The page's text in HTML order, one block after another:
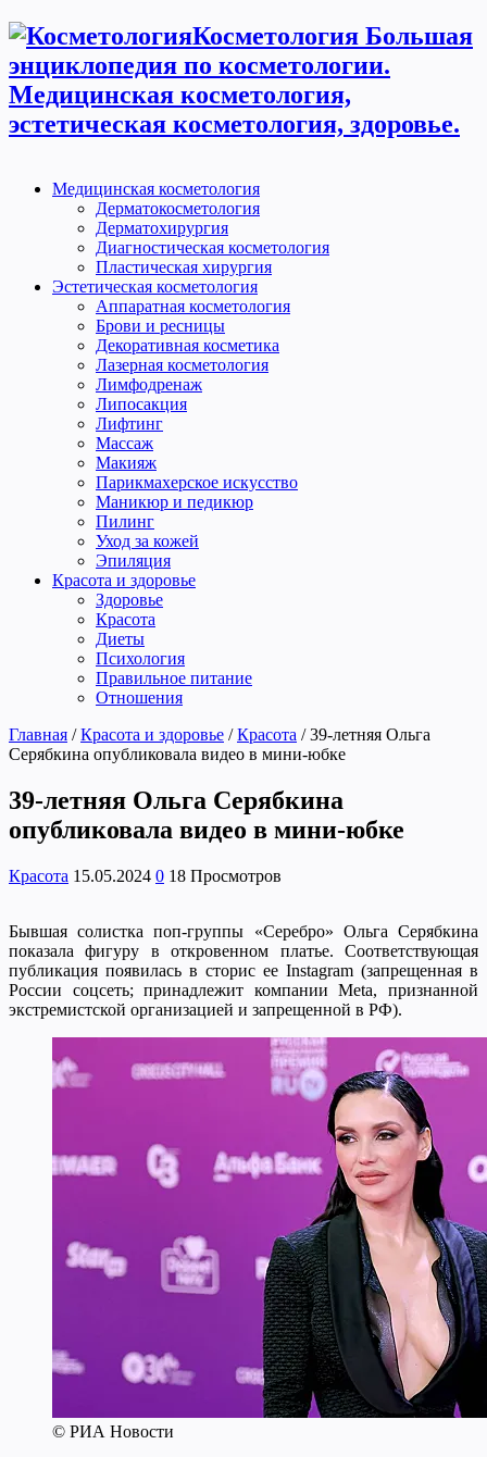
Косметология Большая
энциклопедия по косметологии.
Медицинская косметология,
эстетическая косметология, здоровье.
Медицинская косметология
Дерматокосметология
Дерматохирургия
Диагностическая косметология
Пластическая хирургия
Эстетическая косметология
Аппаратная косметология
Брови и ресницы
Декоративная косметика
Лазерная косметология
Лимфодренаж
Липосакция
Лифтинг
Массаж
Макияж
Парикмахерское искусство
Маникюр и педикюр
Пилинг
Уход за кожей
Эпиляция
Красота и здоровье
Здоровье
Красота
Диеты
Психология
Правильное питание
Отношения
Главная / Красота и здоровье / Красота / 39-летняя Ольга
Серябкина опубликовала видео в мини-юбке
39-летняя Ольга Серябкина
опубликовала видео в мини-юбке
Красота 15.05.2024 0 18 Просмотров
Бывшая солистка поп-группы «Серебро» Ольга Серябкина
показала фигуру в откровенном платье. Соответствующая
публикация появилась в сторис ее Instagram (запрещенная в
России соцсеть; принадлежит компании Meta, признанной
экстремистской организацией и запрещенной в РФ).
© РИА Новости